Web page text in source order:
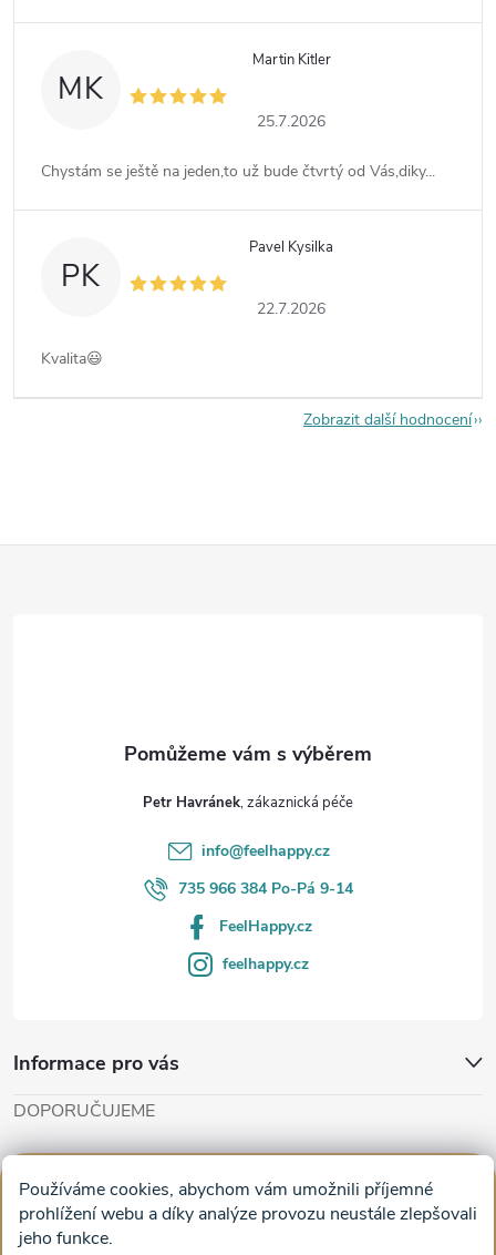
Používáme cookies, abychom vám umožnili příjemné
prohlížení webu a díky analýze provozu neustále zlepšovali
jeho funkce.
MK
Martin Kitler
25.7.2026
Chystám se ještě na jeden,to už bude čtvrtý od Vás,diky...
PK
Pavel Kysilka
22.7.2026
Kvalita😃
Zobrazit další hodnocení
Petr Havránek
info@feelhappy.cz
735 966 384 Po-Pá 9-14
FeelHappy.cz
feelhappy.cz
Informace pro vás
DOPORUČUJEME
Obrazy na plátně na zeď a stěnu do obýváku
Facebook